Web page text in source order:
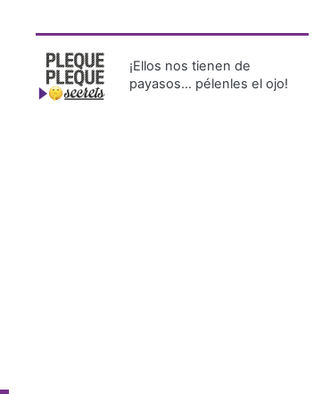
¡Ellos nos tienen de
payasos… pélenles el ojo!